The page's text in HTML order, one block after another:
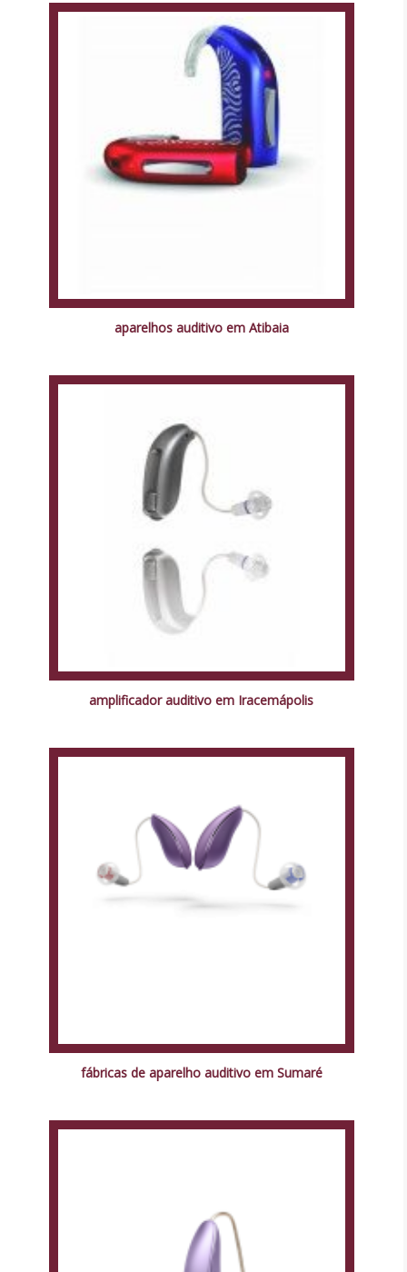
aparelhos auditivo em Atibaia
amplificador auditivo em Iracemápolis
fábricas de aparelho auditivo em Sumaré